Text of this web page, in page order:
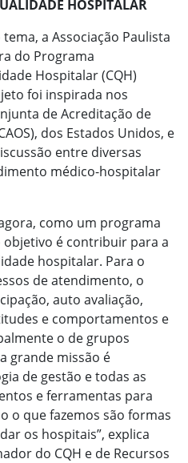
HOSPITALAR
a Associação Paulista
do Programa
Hospitalar (CQH)
foi inspirada nos
de Acreditação de
dos Estados Unidos, e
entre diversas
médico-hospitalar
como um programa
é contribuir para a
hospitalar. Para o
de atendimento, o
auto avaliação,
e comportamentos e
o de grupos
grande missão é
de gestão e todas as
e ferramentas para
o que fazemos são formas
os hospitais”, explica
do CQH e de Recursos